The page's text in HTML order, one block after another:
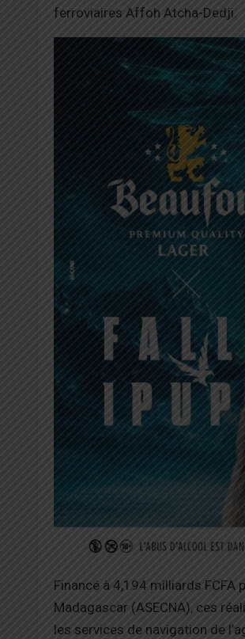
ferroviaires Affoh Atcha-Dedji
Financé à 4,194 milliards FCFA
Madagascar (ASECNA), ces
les services de navigation de